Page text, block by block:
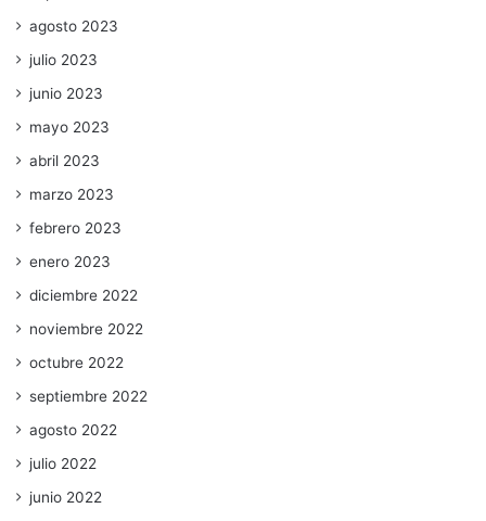
agosto 2023
julio 2023
junio 2023
mayo 2023
abril 2023
marzo 2023
febrero 2023
enero 2023
diciembre 2022
noviembre 2022
octubre 2022
septiembre 2022
agosto 2022
julio 2022
junio 2022